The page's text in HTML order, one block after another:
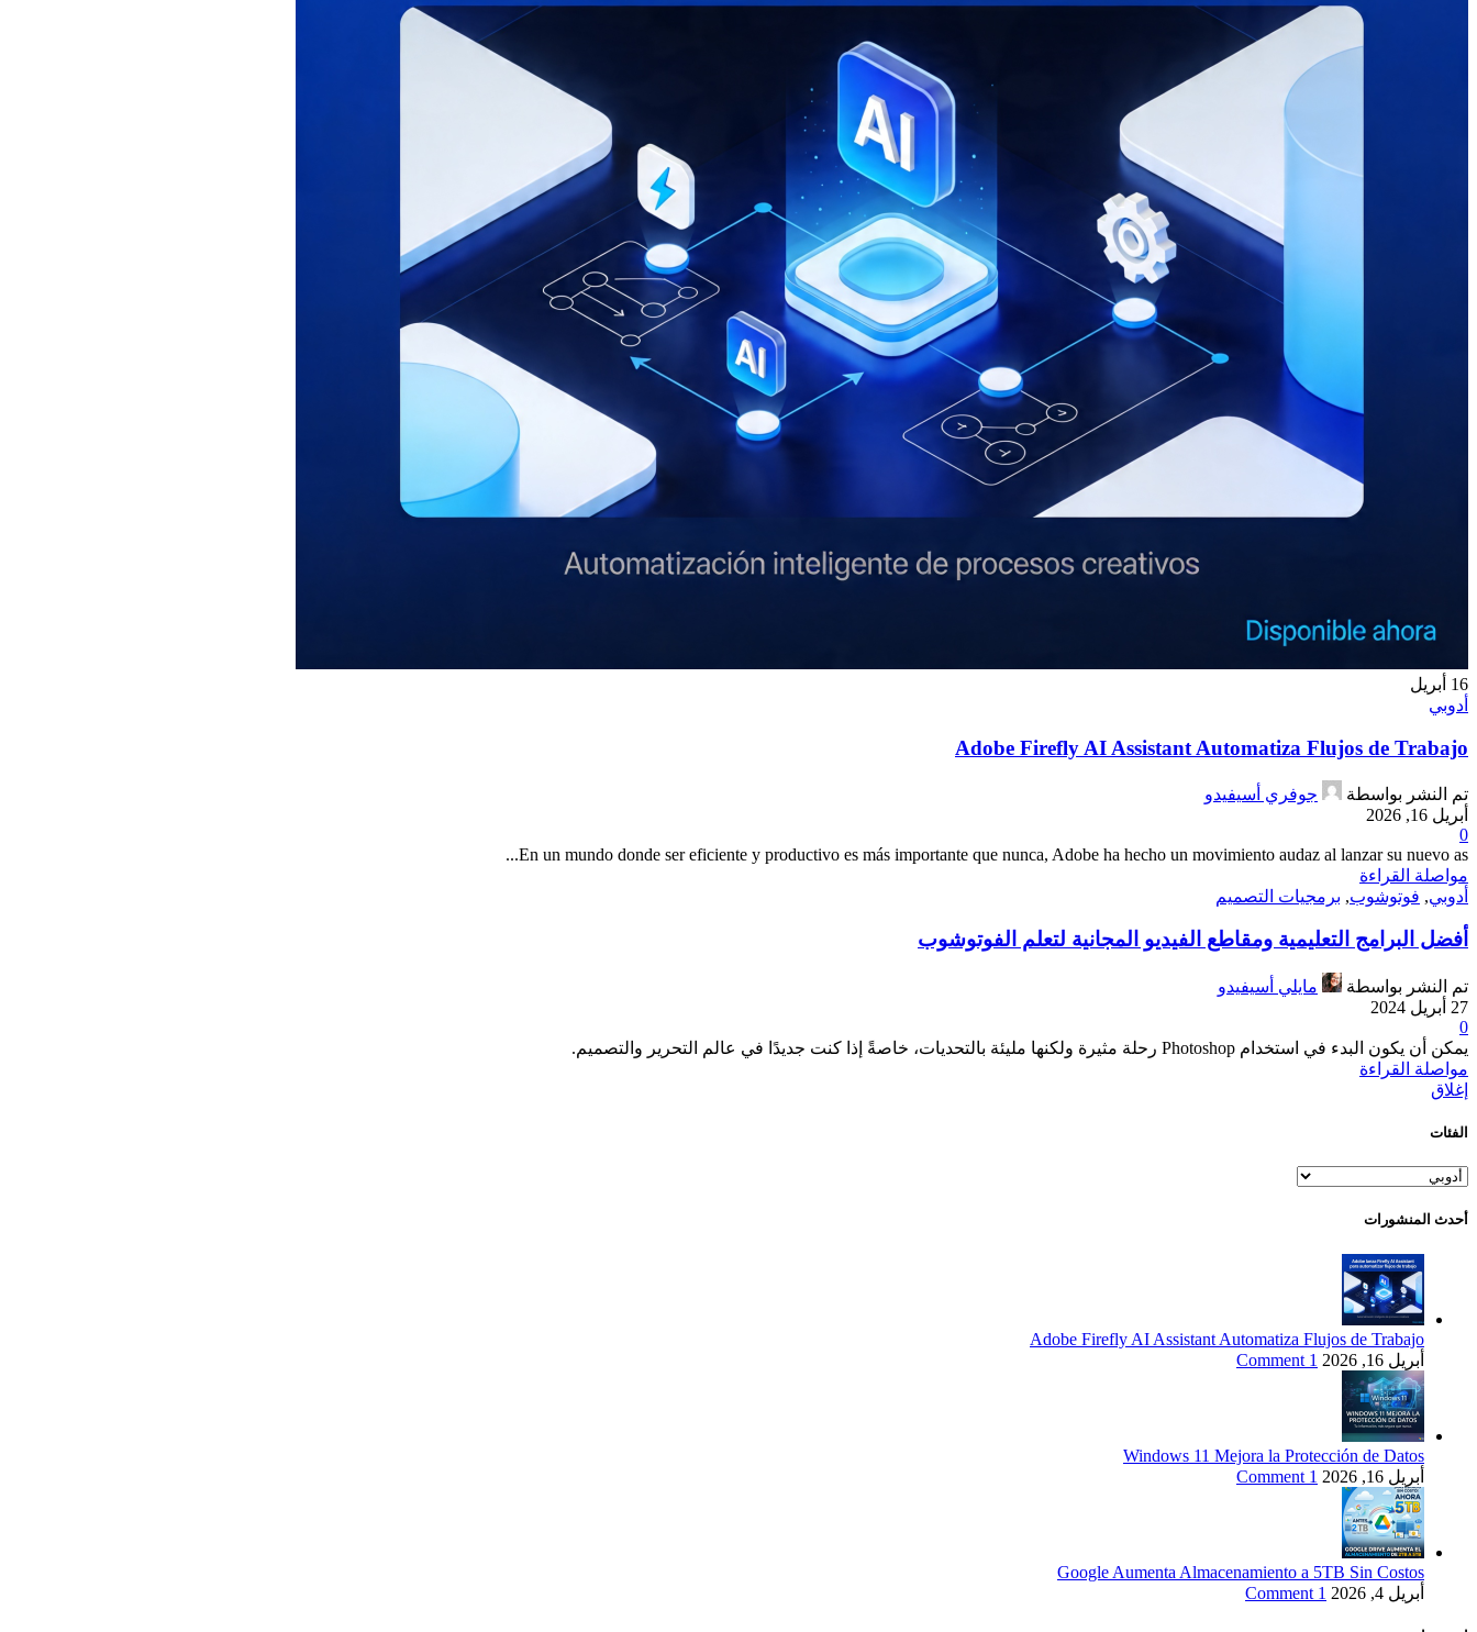
16 أبريل
أدوبي
Adobe Firefly AI Assistant Automatiza Flujos de Trabajo
تم النشر بواسطة
جوفري أسيفيدو
أبريل 16, 2026
0
En un mundo donde ser eficiente y productivo es más importante que nunca, Adobe ha hecho un movimiento audaz al lanzar su nuevo as...
مواصلة القراءة
أدوبي, فوتوشوب, برمجيات التصميم
أفضل البرامج التعليمية ومقاطع الفيديو المجانية لتعلم الفوتوشوب
تم النشر بواسطة
مايلي أسيفيدو
27 أبريل 2024
0
يمكن أن يكون البدء في استخدام Photoshop رحلة مثيرة ولكنها مليئة بالتحديات، خاصةً إذا كنت جديدًا في عالم التحرير والتصميم.
مواصلة القراءة
إغلاق
الفئات
الفئات
أحدث المنشورات
Adobe Firefly AI Assistant Automatiza Flujos de Trabajo
أبريل 16, 2026
1 Comment
Windows 11 Mejora la Protección de Datos
أبريل 16, 2026
1 Comment
Google Aumenta Almacenamiento a 5TB Sin Costos
أبريل 4, 2026
1 Comment